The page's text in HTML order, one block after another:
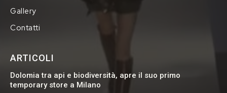
Gallery
Contatti
ARTICOLI
Dolomia tra api e biodiversità, apre il suo primo
temporary store a Milano